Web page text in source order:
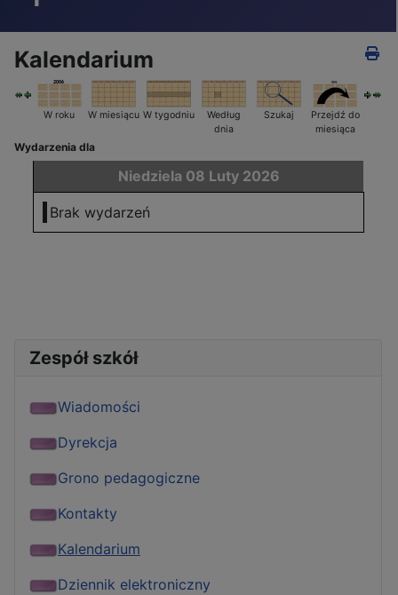
Kalendarium
W roku W miesiącu W tygodniu
Według
dnia
Szukaj
Przejdź do
miesiąca
Wydarzenia dla
Niedziela 08 Luty 2026
Brak wydarzeń
Zespół szkół
Wiadomości
Dyrekcja
Grono pedagogiczne
Kontakty
Kalendarium
Dziennik elektroniczny